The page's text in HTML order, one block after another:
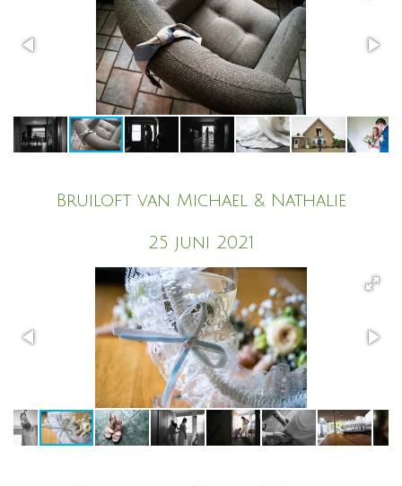
Bruiloft van Michael & Nathalie
25 juni 2021